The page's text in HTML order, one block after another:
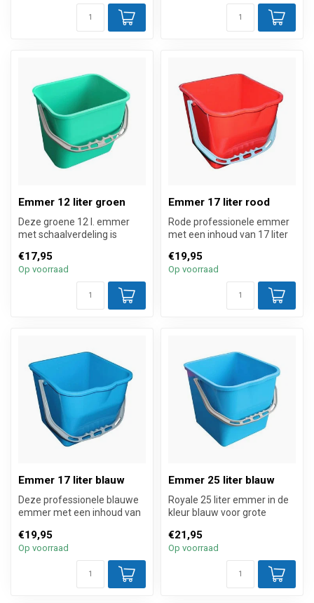
Emmer 12 liter groen
Deze groene 12 l. emmer
met schaalverdeling is
voorkomend...
€17,95
Op voorraad
Emmer 17 liter rood
Rode professionele emmer
met een inhoud van 17 liter
€19,95
Op voorraad
Emmer 17 liter blauw
Deze professionele blauwe
emmer met een inhoud van
€19,95
Op voorraad
Emmer 25 liter blauw
Royale 25 liter emmer in de
kleur blauw voor grote
hengsel...
€21,95
Op voorraad